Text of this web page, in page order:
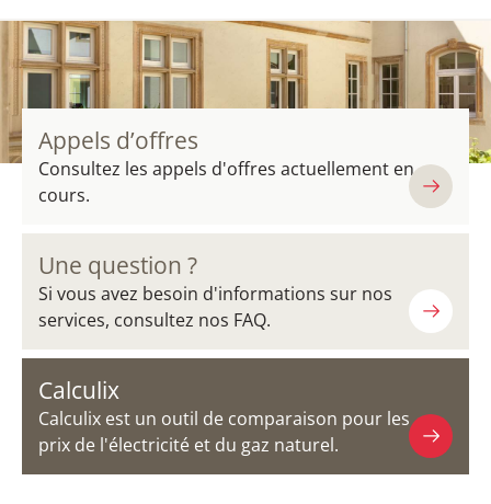
Appels d’offres
Consultez les appels d'offres actuellement en
cours.
Une question ?
Si vous avez besoin d'informations sur nos
services, consultez nos FAQ.
Calculix
Calculix est un outil de comparaison pour les
prix de l'électricité et du gaz naturel.